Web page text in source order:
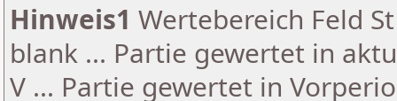
Hinweis1 Wertebereich Feld
blank ... Partie gewertet in
V ... Partie gewertet in